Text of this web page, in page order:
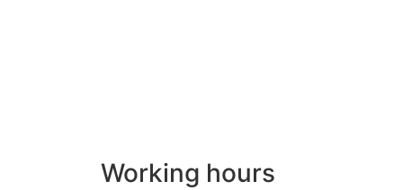
Working hours